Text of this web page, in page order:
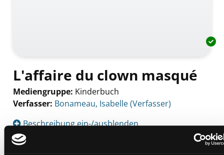
L'affaire du clown masqué
Mediengruppe: Kinderbuch
Verfasser: Suche nach diesem Verfasser
Bonameau, Isabelle (Verfasser)
Beschreibung ein-/ausblenden
Mehr Informationen ein-/ausblenden